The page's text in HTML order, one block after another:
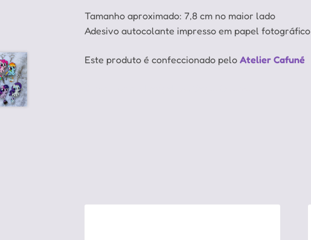
Tamanho aproximado: 7,8 cm no maior lado
Adesivo autocolante impresso em papel fotográfico
Este produto é confeccionado peloAtelier Cafuné